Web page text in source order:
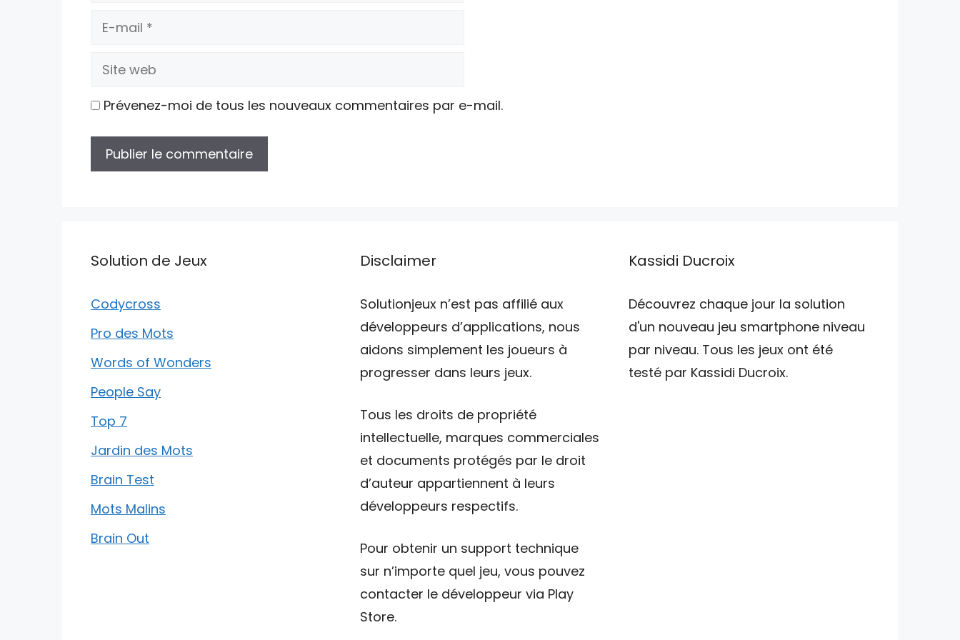
E-
Site
Prévenez-moi de tous les nouveaux commentaires par e-mail.
Solution de Jeux
Codycross
Pro des Mots
Words of Wonders
People Say
Top 7
Jardin des Mots
Brain Test
Mots Malins
Brain Out
Disclaimer
Solutionjeux n’est pas affilié aux
développeurs d’applications, nous
aidons simplement les joueurs à
progresser dans leurs jeux.
Tous les droits de propriété
intellectuelle, marques commerciales
et documents protégés par le droit
d’auteur appartiennent à leurs
développeurs respectifs.
Pour obtenir un support technique
sur n’importe quel jeu, vous pouvez
contacter le développeur via Play
Store.
Kassidi Ducroix
Découvrez chaque jour la solution
d'un nouveau jeu smartphone niveau
par niveau. Tous les jeux ont été
testé par Kassidi Ducroix.